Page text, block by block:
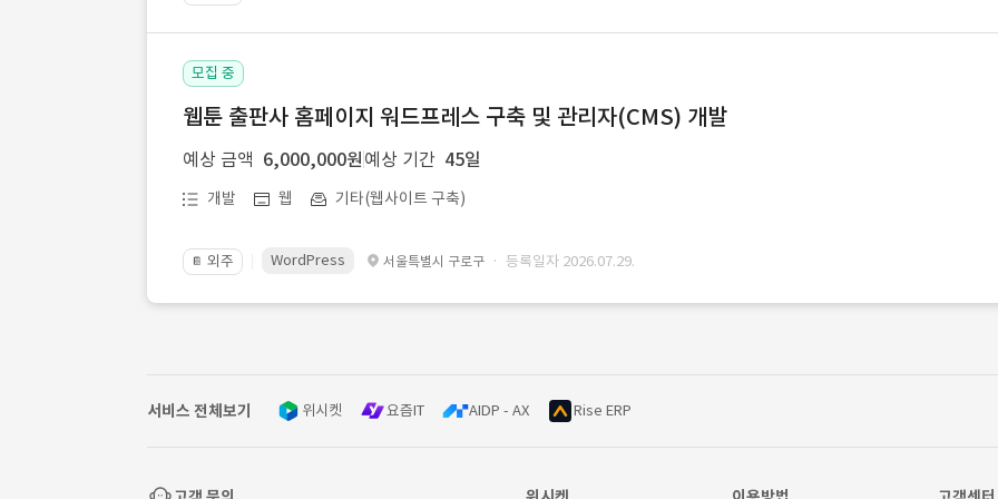
모집 중
웹툰 출판사 홈페이지 워드프레스 구축 및 관리자(CMS) 개발
예상 금액 6,000,000원 예상 기간 45일
개발 웹 기타(웹사이트 구축)
📔 외주 WordPress 서울특별시 구로구 · 등록일자 2026.07.29.
서비스 전체보기 위시켓 요즘IT AIDP - AX Rise ERP